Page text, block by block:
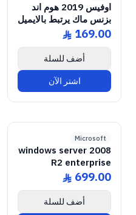
اوفيس 2019 هوم اند
بزنس ماك يرتبط بالايميل
ê 169.00
أضف للسلة
اشتر الآن
GENUINE SOFTWARE
LICENSE
Windows Server
2008 Enterprise R2
Windows • 1 Device • Lifetime
Microsoft
windows server 2008
R2 enterprise
ê 699.00
أضف للسلة